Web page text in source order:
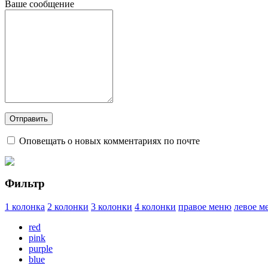
Ваше сообщение
Оповещать о новых комментариях по почте
Фильтр
1 колонка 2 колонки 3 колонки 4 колонки правое меню левое
red
pink
purple
blue